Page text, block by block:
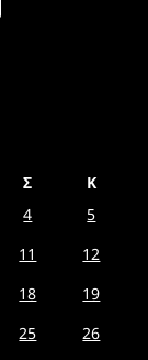
Σ
Κ
4
5
11
12
18
19
25
26